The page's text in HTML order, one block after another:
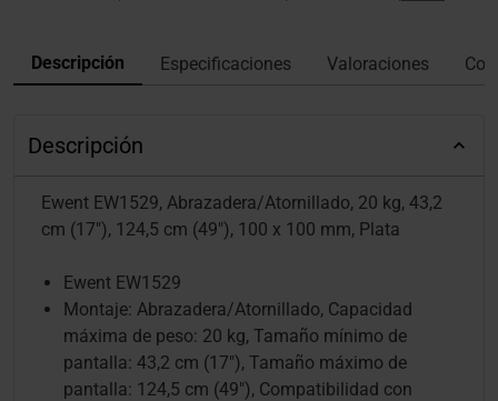
Descripción Especificaciones Valoraciones
Descripción
Ewent EW1529, Abrazadera/Atornillado, 20 kg, 43,2
cm (17"), 124,5 cm (49"), 100 x 100 mm, Plata
Ewent EW1529
Montaje: Abrazadera/Atornillado, Capacidad
máxima de peso: 20 kg, Tamaño mínimo de
pantalla: 43,2 cm (17"), Tamaño máximo de
pantalla: 124,5 cm (49"), Compatibilidad con